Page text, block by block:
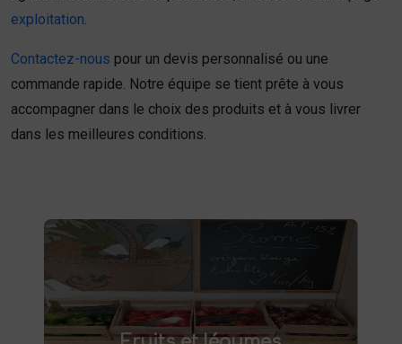
exploitation
Contactez-nous pour un devis personnalisé ou une
commande rapide. Notre équipe se tient prête à vous
accompagner dans le choix des produits et à vous livrer
dans les meilleures conditions.
Fruits et légumes
Achetez des
fruits et légumes frais à Saint-
Saulve
et savourez des produits de saison,